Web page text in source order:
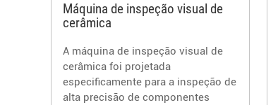
Máquina de inspeção visual de
cerâmica
A máquina de inspeção visual de
cerâmica foi projetada
especificamente para a inspeção de
alta precisão de componentes